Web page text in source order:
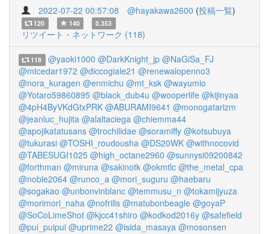
2022-07-22 00:57:08 @hayakawa2600 (投稿一覧)
120 140 0.353
リツイート・ネットワーク (118)
118 @yaoki1000 @DarkKnight_jp @NaGiSa_FJ
@mtcedar1972 @diccogiale21 @renewalopenno3
@nora_kuragen @enmichu @mt_ksk @wayumio
@Yotaro59860895 @black_dub4u @wooperlife @kijinyaa
@4pH4ByVKdGtxPRK @ABURAMI9641 @monogatarizm
@jeanluc_hujita @alaltaciega @chiemma44
@apojikatatusans @trochilidae @soramiffy @kotsubuya
@tukurasi @TOSHI_roudousha @DS20WK @withnocovid
@TABESUGI1025 @high_octane2960 @sunnysi09200842
@forthman @miruna @sakinotk @okmtlc @the_metal_cpa
@noble2064 @runco_a @mori_suguru @haebaru
@sogakao @unbonvinblanc @temmusu_n @tokamijyuza
@morimori_naha @nofrills @matubonbeagle @goyaP
@SoCoLimeShot @kjcc41shiro @kodkod2016y @safefield
@pui_puipui @uprime22 @isida_masaya @mosonsen